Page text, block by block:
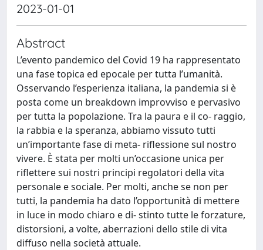
2023-01-01
Abstract
L’evento pandemico del Covid 19 ha rappresentato
una fase topica ed epocale per tutta l’umanità.
Osservando l’esperienza italiana, la pandemia si è
posta come un breakdown improvviso e pervasivo
per tutta la popolazione. Tra la paura e il co- raggio,
la rabbia e la speranza, abbiamo vissuto tutti
un’importante fase di meta- riflessione sul nostro
vivere. È stata per molti un’occasione unica per
riflettere sui nostri principi regolatori della vita
personale e sociale. Per molti, anche se non per
tutti, la pandemia ha dato l’opportunità di mettere
in luce in modo chiaro e di- stinto tutte le forzature,
distorsioni, a volte, aberrazioni dello stile di vita
diffuso nella società attuale.